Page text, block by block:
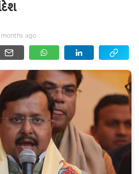
months ago